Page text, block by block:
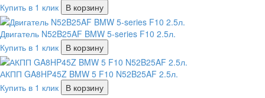
Купить в 1 клик
В корзину
Двигатель N52B25AF BMW 5-series F10 2.5л.
Купить в 1 клик
В корзину
АКПП GA8HP45Z BMW 5 F10 N52B25AF 2.5л.
Купить в 1 клик
В корзину